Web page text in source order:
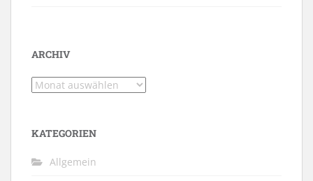
ARCHIV
Archiv
KATEGORIEN
Allgemein